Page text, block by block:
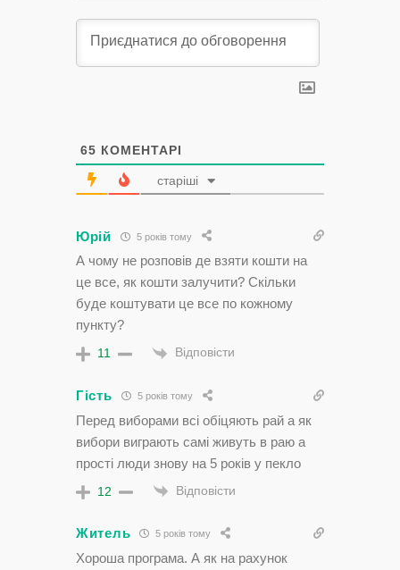
65 КОМЕНТАРІ
старіші
Юрій 5 років тому
А чому не розповів де взяти кошти на
це все, як кошти залучити? Скільки
буде коштувати це все по кожному
пункту?
11 Відповісти
Гість 5 років тому
Перед виборами всі обіцяють рай а як
вибори виграють самі живуть в раю а
прості люди знову на 5 років у пекло
12 Відповісти
Житель 5 років тому
Хороша програма. А як на рахунок